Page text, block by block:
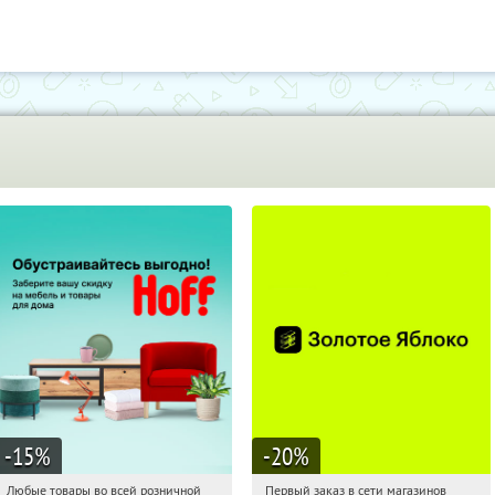
-15%
Любые товары во всей розничной
-20%
Первый заказ в сети магазинов